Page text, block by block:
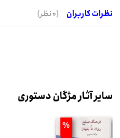
نظرات کاربران (0 نظر)
سایر آثار مژگان دستوری
%